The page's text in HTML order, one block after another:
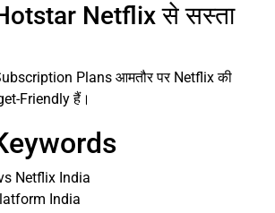
Netflix से सस्ता
Plans आमतौर पर Netflix की
Friendly हैं।
Netflix India
India